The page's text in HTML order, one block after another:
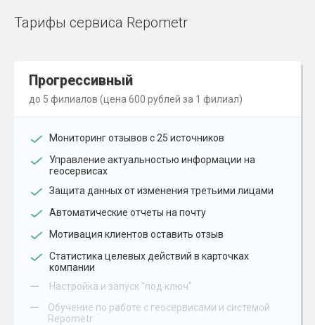
Тарифы сервиса Repometr
Прогрессивный
до 5 филиалов (цена 600 рублей за 1 филиал)
Мониторинг отзывов с 25 источников
Управление актуальностью информации на
геосервисах
Защита данных от изменения третьими лицами
Автоматические отчеты на почту
Мотивация клиентов оставить отзыв
Статистика целевых действий в карточках
компании
– Настройка и запуск "под ключ"
–
Обучение по работе с геосервисами и системой
Repometr